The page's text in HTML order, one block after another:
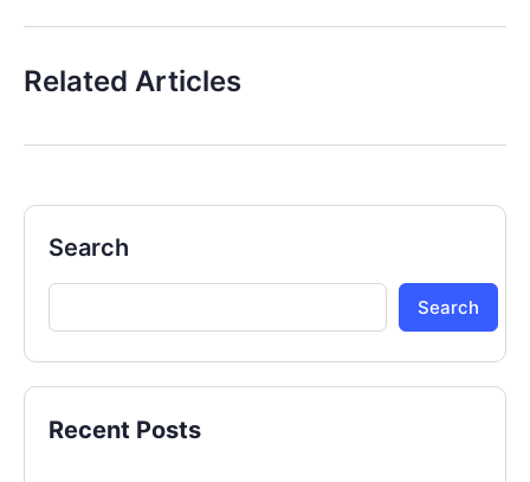
Related Articles
Search
Search
Recent Posts